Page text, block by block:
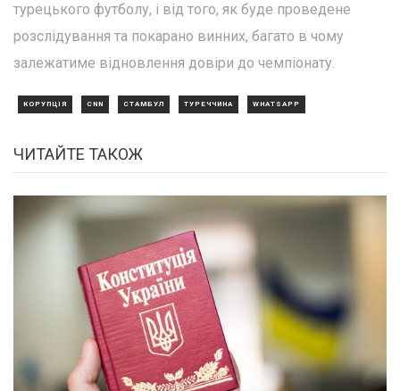
турецького футболу, і від того, як буде проведене
розслідування та покарано винних, багато в чому
залежатиме відновлення довіри до чемпіонату.
КОРУПЦІЯ CNN СТАМБУЛ ТУРЕЧЧИНА WHATSAPP
ЧИТАЙТЕ ТАКОЖ